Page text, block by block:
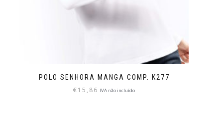
POLO SENHORA MANGA COMP. K277
€15,86 IVA não incluído